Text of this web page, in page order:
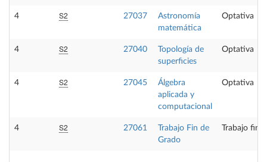
4 S2 27037
Astronomía
matemática
Optativa
4 S2 27040
Topología de
superficies
Optativa
4 S2 27045
Álgebra
aplicada y
computacional
Optativa
4 S2 27061
Trabajo Fin de
Grado
Trabajo fin